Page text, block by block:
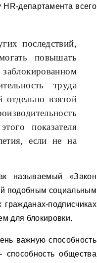
HR-департамента всего
последствий,
повышать
труда
взятой
показателя
если не на
называемый «Закон
подобным социальным
подписчиках
для блокировки.
важную способность
общества